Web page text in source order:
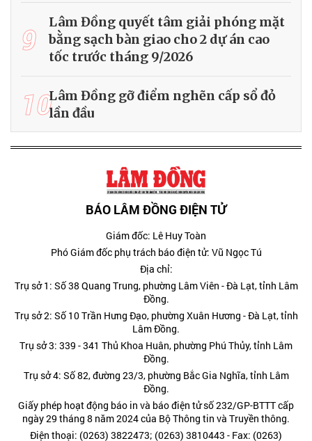
9
Lâm Đồng quyết tâm giải phóng mặt
bằng sạch bàn giao cho 2 dự án cao
tốc trước tháng 9/2026
10Lâm Đồng gỡ điểm nghẽn cấp sổ đỏ
lần đầu
BÁO LÂM ĐỒNG ĐIỆN TỬ
Giám đốc: Lê Huy Toàn
Phó Giám đốc phụ trách báo điện tử: Vũ Ngọc Tú
Địa chỉ:
Trụ sở 1: Số 38 Quang Trung, phường Lâm Viên - Đà Lạt, tỉnh Lâm
Đồng.
Trụ sở 2: Số 10 Trần Hưng Đạo, phường Xuân Hương - Đà Lạt, tỉnh
Lâm Đồng.
Trụ sở 3: 339 - 341 Thủ Khoa Huân, phường Phú Thủy, tỉnh Lâm
Đồng.
Trụ sở 4: Số 82, đường 23/3, phường Bắc Gia Nghĩa, tỉnh Lâm
Đồng.
Giấy phép hoạt động báo in và báo điện tử số 232/GP-BTTT cấp
ngày 29 tháng 8 năm 2024 của Bộ Thông tin và Truyền thông.
Điện thoại: (0263) 3822473; (0263) 3810443 - Fax: (0263)